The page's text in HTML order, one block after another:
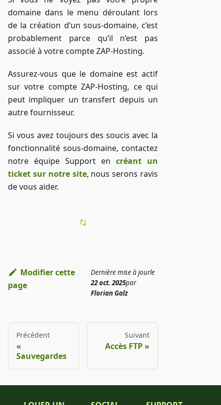
domaine dans le menu déroulant lors
de la création d’un sous-domaine, c’est
probablement parce qu’il n’est pas
associé à votre compte ZAP-Hosting.
Assurez-vous que le domaine est actif
sur votre compte ZAP-Hosting, ce qui
peut impliquer un transfert depuis un
autre fournisseur.
Si vous avez toujours des soucis avec la
fonctionnalité sous-domaine, contactez
notre équipe Support en créant un
ticket sur notre site, nous serons ravis
de vous aider.
Modifier cette
page
Dernière mise à jourle
22 oct. 2025par
Florian Galz
Précédent
Sauvegardes
Suivant
Accès FTP